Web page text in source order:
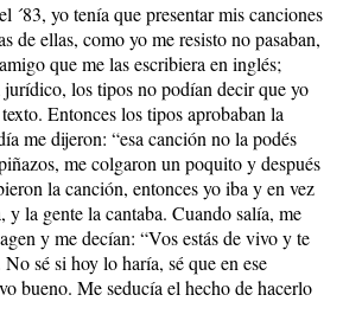
´83, yo tenía que presentar mis canciones
de ellas, como yo me resisto no pasaban,
que me las escribiera en inglés;
jurídico, los tipos no podían decir que yo
Entonces los tipos aprobaban la
me dijeron: “esa canción no la podés
me colgaron un poquito y después
la canción, entonces yo iba y en vez
y la gente la cantaba. Cuando salía, me
y me decían: “Vos estás de vivo y te
sé si hoy lo haría, sé que en ese
bueno. Me seducía el hecho de hacerlo